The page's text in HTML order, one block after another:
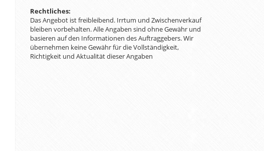
Rechtliches:
Das Angebot ist freibleibend. Irrtum und Zwischenverkauf
bleiben vorbehalten. Alle Angaben sind ohne Gewähr und
basieren auf den Informationen des Auftraggebers. Wir
übernehmen keine Gewähr für die Vollständigkeit,
Richtigkeit und Aktualität dieser Angaben